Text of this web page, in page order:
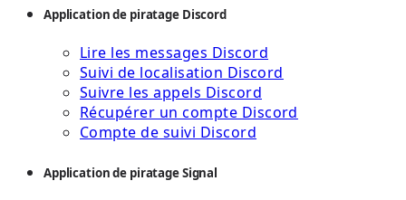
Application de piratage Discord
Lire les messages Discord
Suivi de localisation Discord
Suivre les appels Discord
Récupérer un compte Discord
Compte de suivi Discord
Application de piratage Signal